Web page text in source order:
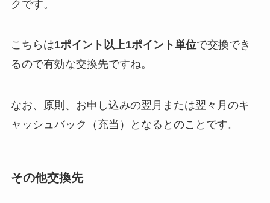
クです。
こちらは1ポイント以上1ポイント単位で交換でき
るので有効な交換先ですね。
なお、原則、お申し込みの翌月または翌々月のキ
ャッシュバック（充当）となるとのことです。
その他交換先